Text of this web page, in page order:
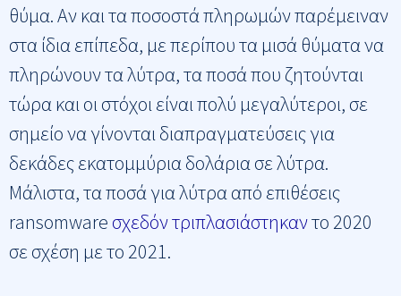
θύμα. Αν και τα ποσοστά πληρωμών παρέμειναν
στα ίδια επίπεδα, με περίπου τα μισά θύματα να
πληρώνουν τα λύτρα, τα ποσά που ζητούνται
τώρα και οι στόχοι είναι πολύ μεγαλύτεροι, σε
σημείο να γίνονται διαπραγματεύσεις για
δεκάδες εκατομμύρια δολάρια σε λύτρα.
Μάλιστα, τα ποσά για λύτρα από επιθέσεις
ransomware σχεδόν τριπλασιάστηκαντο 2020
σε σχέση με το 2021.